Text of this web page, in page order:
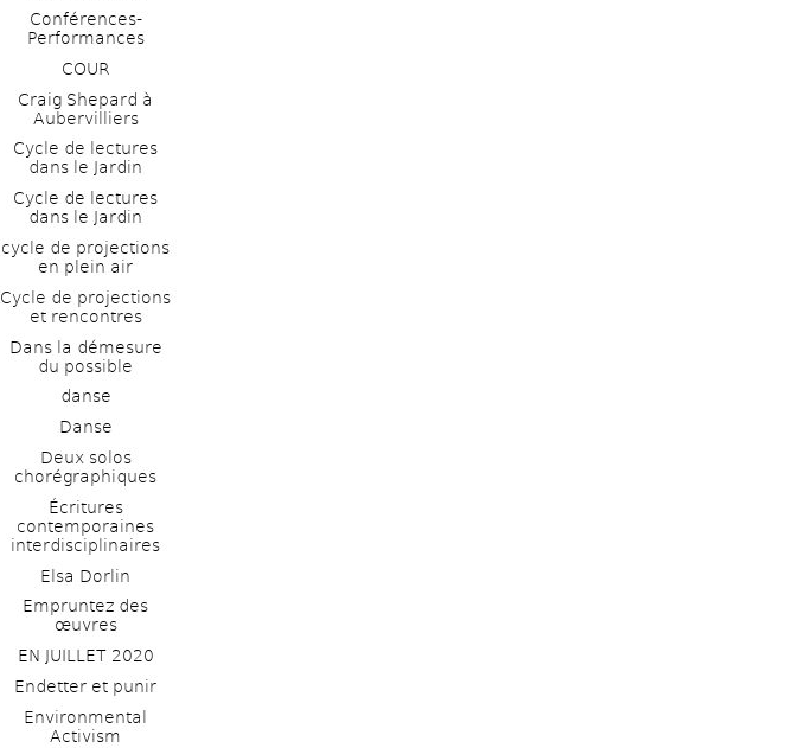
Conférences-
Performances
COUR
Craig Shepard à
Aubervilliers
Cycle de lectures
dans le Jardin
Cycle de lectures
dans le Jardin
cycle de projections
en plein air
Cycle de projections
et rencontres
Dans la démesure
du possible
danse
Danse
Deux solos
chorégraphiques
Écritures
contemporaines
interdisciplinaires
Elsa Dorlin
Empruntez des
œuvres
EN JUILLET 2020
Endetter et punir
Environmental
Activism